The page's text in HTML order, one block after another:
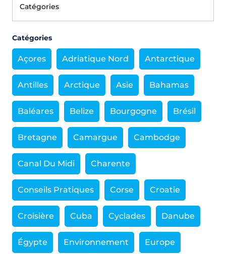
Catégories
Açores Adriatique Nord Antarctique
Antilles Arctique Asie Bahamas
Baléares Belize Bourgogne Brésil
Bretagne Camargue Cambodge
Canal Du Midi Charente
Conseils Pratiques Corse Croatie
Croisière Cuba Cyclades Danube
Égypte Environnement Europe